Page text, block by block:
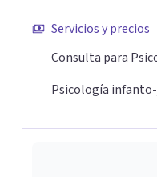
Servicios y precios
Consulta para
Psicología